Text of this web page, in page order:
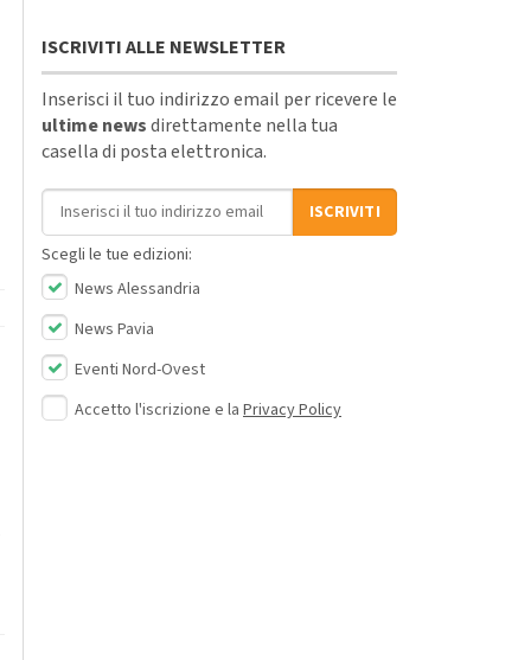
ISCRIVITI ALLE NEWSLETTER
Inserisci il tuo indirizzo email per ricevere le
ultime newsdirettamente nella tua
casella di posta elettronica.
Indirizzo email
ISCRIVITI
Scegli le tue edizioni:
News Alessandria
News Pavia
Eventi Nord-Ovest
Accetto l'iscrizione e la Privacy Policy